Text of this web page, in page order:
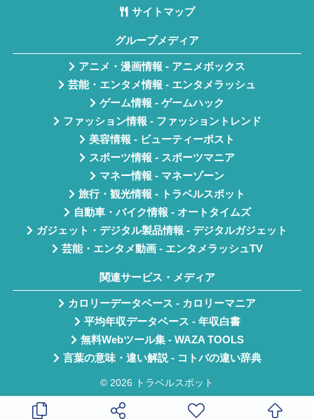
サイトマップ
グループメディア
アニメ・漫画情報 - アニメボックス
芸能・エンタメ情報 - エンタメラッシュ
ゲーム情報 - ゲームハック
ファッション情報 - ファッショントレンド
美容情報 - ビューティーポスト
スポーツ情報 - スポーツマニア
マネー情報 - マネーゾーン
旅行・観光情報 - トラベルスポット
自動車・バイク情報 - オートタイムズ
ガジェット・デジタル製品情報 - デジタルガジェット
芸能・エンタメ動画 - エンタメラッシュTV
関連サービス・メディア
カロリーデータベース - カロリーマニア
平均年収データベース - 年収白書
無料Webツール集 - WAZA TOOLS
言葉の意味・違い解説 - コトバの違い辞典
© 2026 トラベルスポット